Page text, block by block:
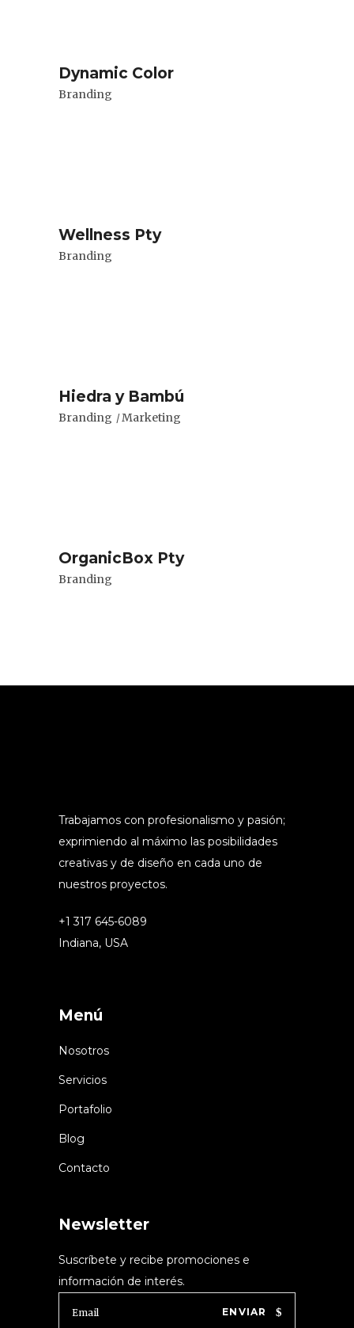
Dynamic Color
Branding
Wellness Pty
Branding
Hiedra y Bambú
Branding Marketing
OrganicBox Pty
Branding
Trabajamos con profesionalismo y pasión;
exprimiendo al máximo las posibilidades
creativas y de diseño en cada uno de
nuestros proyectos.
+1 317 645-6089
Indiana, USA
Menú
Nosotros
Servicios
Portafolio
Blog
Contacto
Newsletter
Suscríbete y recibe promociones e
información de interés.
ENVIAR